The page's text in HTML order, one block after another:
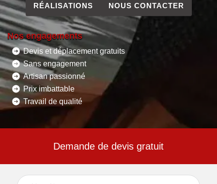
RÉALISATIONS NOUS CONTACTER
Nos engagements
Devis et déplacement gratuits
Sans engagement
Artisan passionné
Prix imbattable
Travail de qualité
Demande de devis gratuit